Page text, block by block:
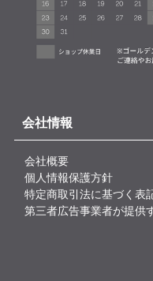
会社情報
会社概要
個人情報保護方針
特定商取引法に基づく表
第三者広告事業者が提供